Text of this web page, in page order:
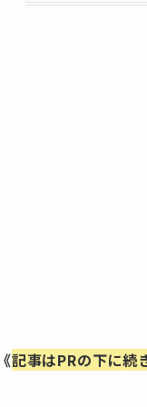
記事はPRの下に続